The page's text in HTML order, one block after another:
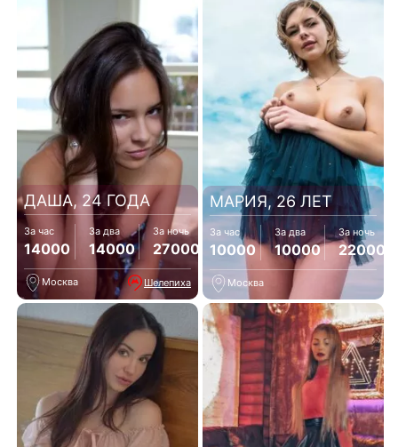
ДАША, 24 ГОДА
За час
14000
За два
14000
За ночь
27000
Москва Шелепиха
МАРИЯ, 26 ЛЕТ
За час
10000
За два
10000
За ночь
22000
Москва